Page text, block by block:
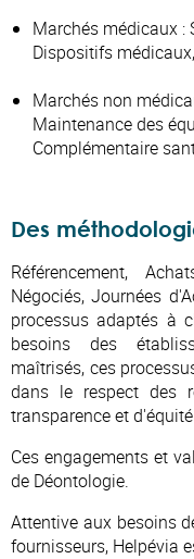
Marchés médicaux :
Dispositifs
Marchés non
Maintenance des
Complémentaire
Des
Référencement,
Négociés, Journées
processus adaptés à
besoins des
maîtrisés, ces
dans le respect des
transparence et
Ces engagements et
de Déontologie.
Attentive aux besoins
fournisseurs, Helpévia